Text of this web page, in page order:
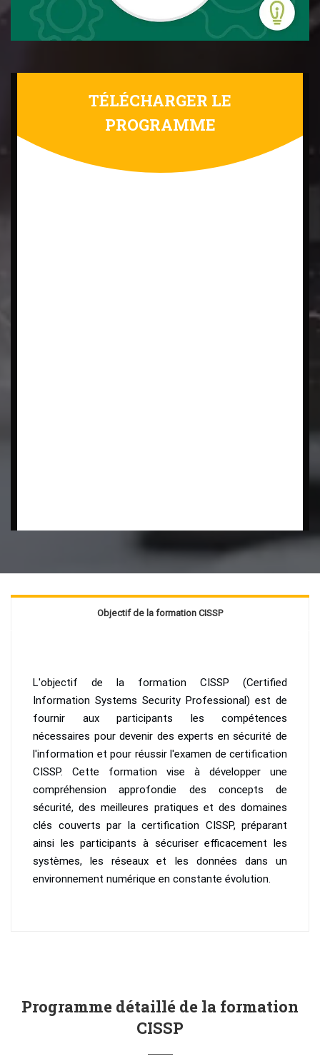
TÉLÉCHARGER LE
PROGRAMME
Objectif de la formation CISSP
L'objectif de la formation CISSP (Certified
Information Systems Security Professional) est de
fournir aux participants les compétences
nécessaires pour devenir des experts en sécurité de
l'information et pour réussir l'examen de certification
CISSP. Cette formation vise à développer une
compréhension approfondie des concepts de
sécurité, des meilleures pratiques et des domaines
clés couverts par la certification CISSP, préparant
ainsi les participants à sécuriser efficacement les
systèmes, les réseaux et les données dans un
environnement numérique en constante évolution.
Programme détaillé de la formation
CISSP